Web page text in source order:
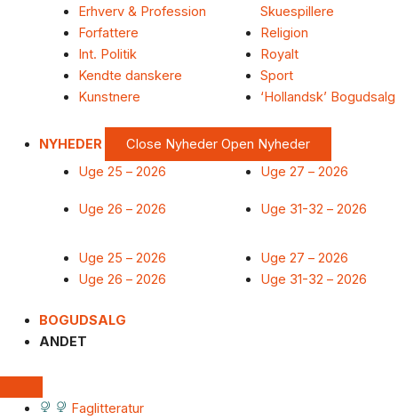
Erhverv & Profession
Forfattere
Int. Politik
Kendte danskere
Kunstnere
Skuespillere
Religion
Royalt
Sport
‘Hollandsk’ Bogudsalg
NYHEDER Close Nyheder Open Nyheder
Uge 25 – 2026
Uge 26 – 2026
Uge 27 – 2026
Uge 31-32 – 2026
Uge 25 – 2026
Uge 26 – 2026
Uge 27 – 2026
Uge 31-32 – 2026
BOGUDSALG
ANDET
Faglitteratur